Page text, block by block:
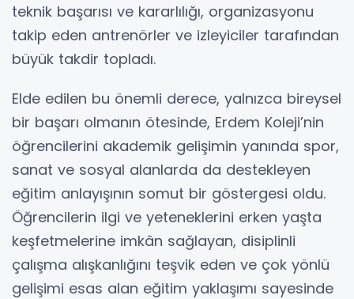
teknik başarısı ve kararlılığı, organizasyonu
takip eden antrenörler ve izleyiciler tarafından
büyük takdir topladı.
Elde edilen bu önemli derece, yalnızca bireysel
bir başarı olmanın ötesinde, Erdem Koleji’nin
öğrencilerini akademik gelişimin yanında spor,
sanat ve sosyal alanlarda da destekleyen
eğitim anlayışının somut bir göstergesi oldu.
Öğrencilerin ilgi ve yeteneklerini erken yaşta
keşfetmelerine imkân sağlayan, disiplinli
çalışma alışkanlığını teşvik eden ve çok yönlü
gelişimi esas alan eğitim yaklaşımı sayesinde